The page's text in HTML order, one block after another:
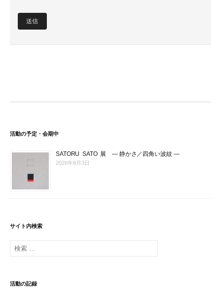
活動の予定・会期中
SATORU SATO 展 ― 静かさ／四角い波紋 ―
2026年8月3日
サイト内検索
検
索
活動の記録